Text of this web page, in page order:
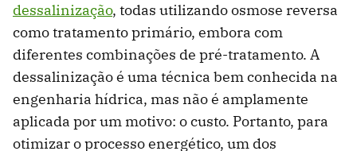
dessalinização, todas utilizando osmose reversa
como tratamento primário, embora com
diferentes combinações de pré-tratamento. A
dessalinização é uma técnica bem conhecida na
engenharia hídrica, mas não é amplamente
aplicada por um motivo: o custo. Portanto, para
otimizar o processo energético, um dos